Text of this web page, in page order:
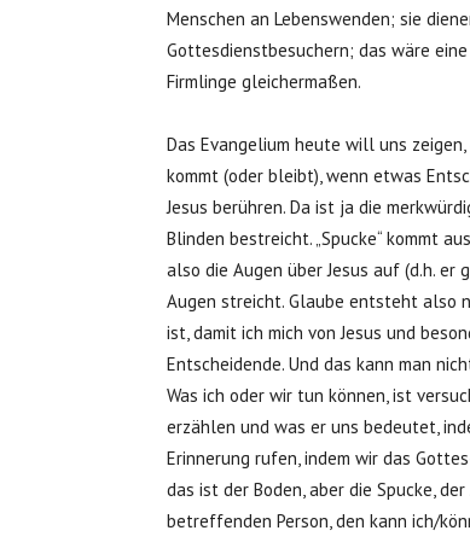
Menschen an Lebenswenden; sie
Gottesdienstbesuchern; das wäre
Firmlinge gleichermaßen.
Das Evangelium heute will uns
kommt (oder bleibt), wenn etwas
Jesus berühren. Da ist ja die
Blinden bestreicht. „Spucke“ kommt
also die Augen über Jesus auf (d.h. er
Augen streicht. Glaube entsteht also
ist, damit ich mich von Jesus und
Entscheidende. Und das kann man
Was ich oder wir tun können, ist
erzählen und was er uns bedeutet,
Erinnerung rufen, indem wir das
das ist der Boden, aber die Spucke,
betreffenden Person, den kann ich/